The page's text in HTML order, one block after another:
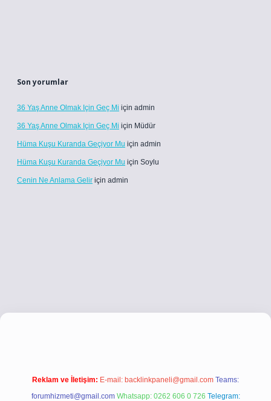
Son yorumlar
36 Yaş Anne Olmak Için Geç Mi için admin
36 Yaş Anne Olmak Için Geç Mi için Müdür
Hüma Kuşu Kuranda Geçiyor Mu için admin
Hüma Kuşu Kuranda Geçiyor Mu için Soylu
Cenin Ne Anlama Gelir için admin
betci girişbetci girişhiltonbet yeni giriş
Reklam ve İletişim: E-mail: backlinkpaneli@gmail.com Teams:
forumhizmeti@gmail.com Whatsapp: 0262 606 0 726 Telegram: